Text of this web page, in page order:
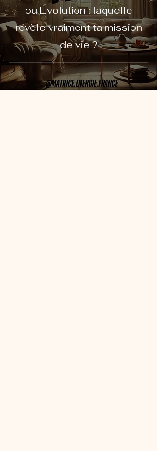
ou Évolution : laquelle
révèle vraiment ta mission
de vie ?